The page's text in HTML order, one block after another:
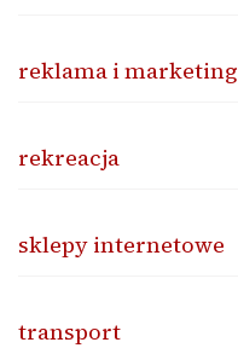
reklama i marketing
rekreacja
sklepy internetowe
transport